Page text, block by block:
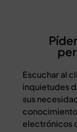
Escuchar al
inquietudes
sus
electrónicos